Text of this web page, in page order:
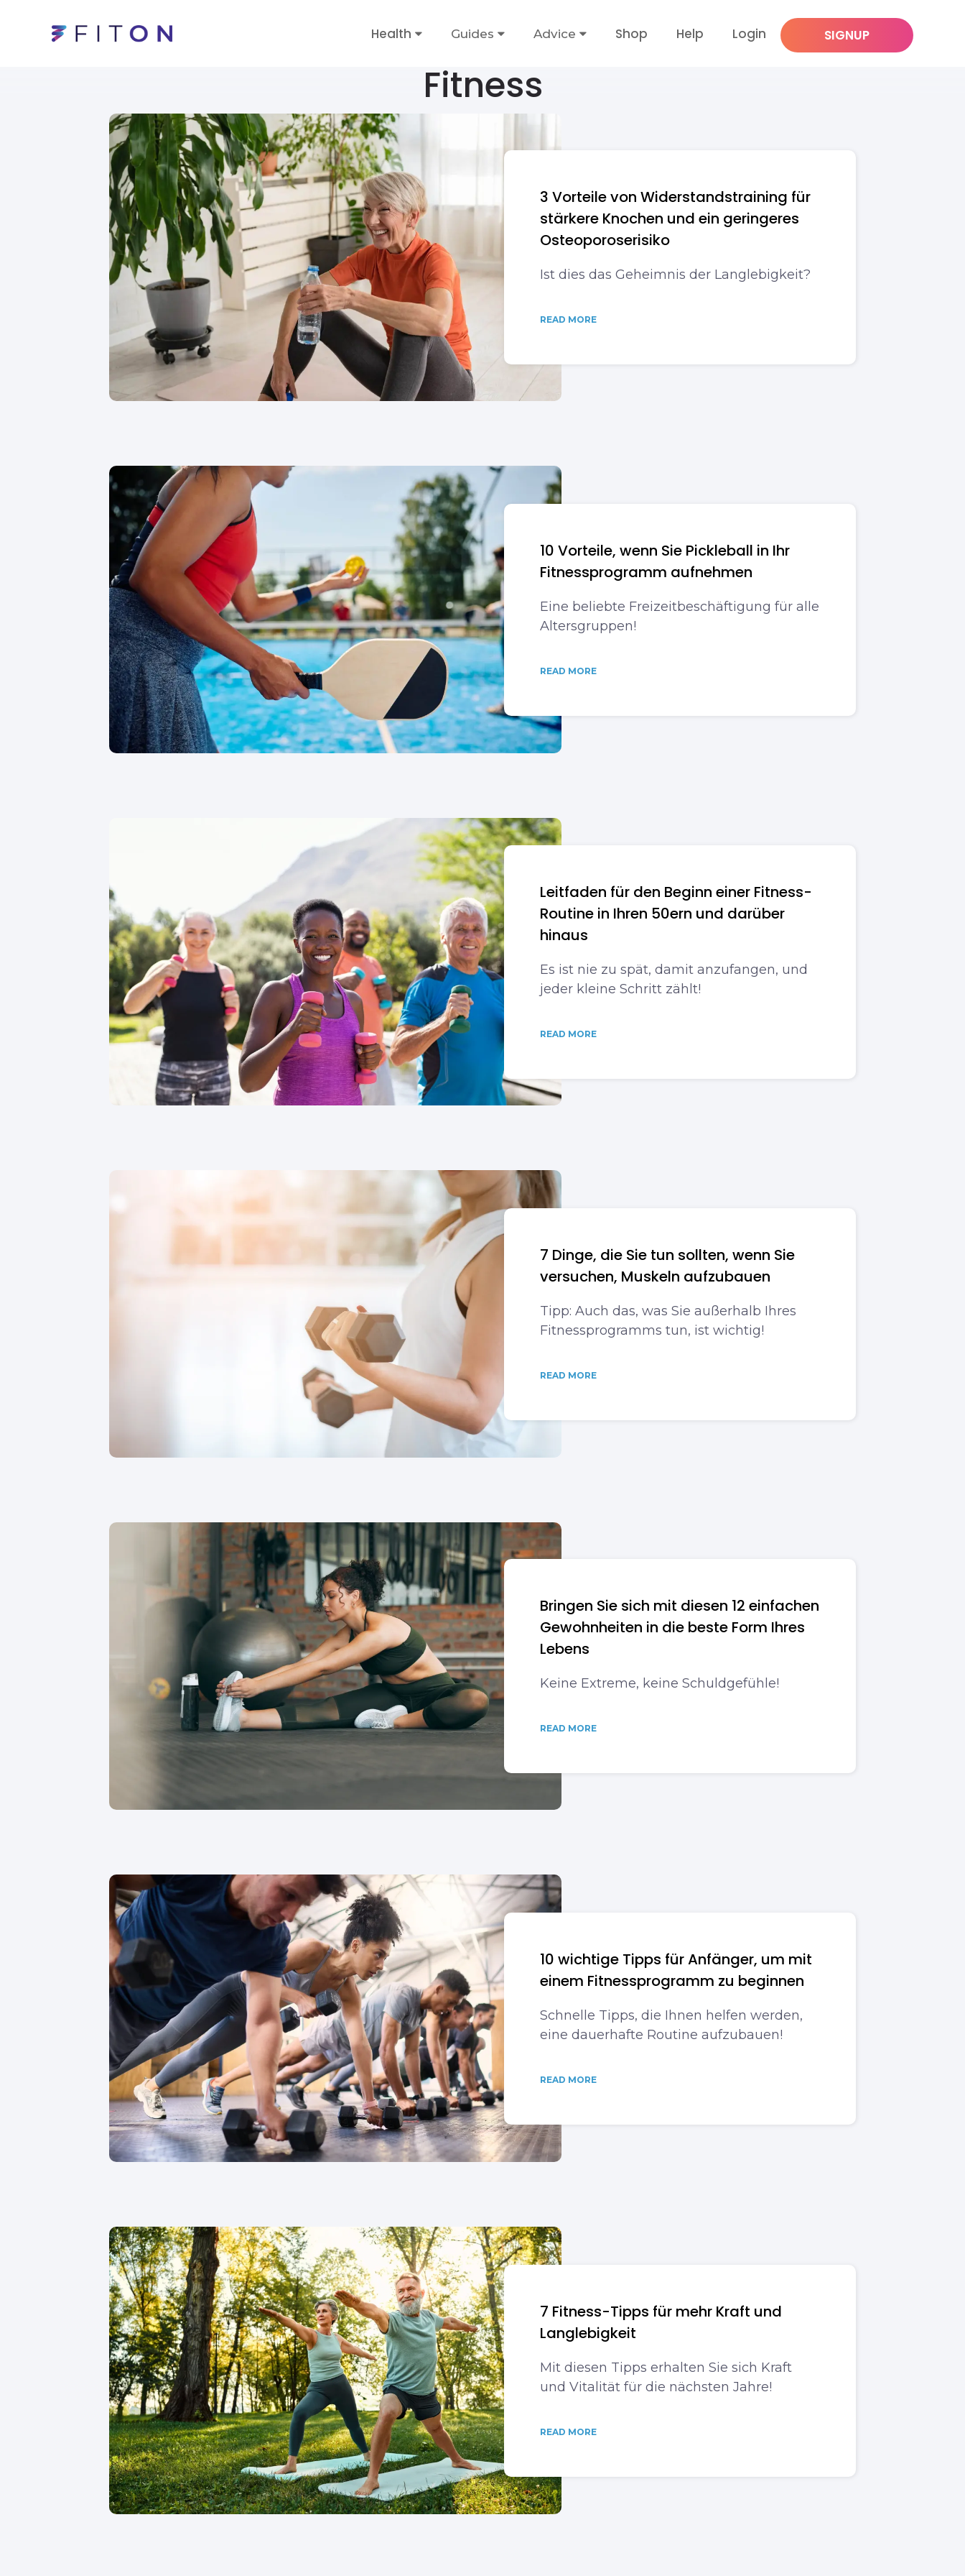
Health Guides Advice Shop Help Login SIGNUP
Fitness
3 Vorteile von Widerstandstraining für
stärkere Knochen und ein geringeres
Osteoporoserisiko
Ist dies das Geheimnis der Langlebigkeit?
READ MORE
10 Vorteile, wenn Sie Pickleball in Ihr
Fitnessprogramm aufnehmen
Eine beliebte Freizeitbeschäftigung für alle
Altersgruppen!
READ MORE
Leitfaden für den Beginn einer Fitness-
Routine in Ihren 50ern und darüber
hinaus
Es ist nie zu spät, damit anzufangen, und
jeder kleine Schritt zählt!
READ MORE
7 Dinge, die Sie tun sollten, wenn Sie
versuchen, Muskeln aufzubauen
Tipp: Auch das, was Sie außerhalb Ihres
Fitnessprogramms tun, ist wichtig!
READ MORE
Bringen Sie sich mit diesen 12 einfachen
Gewohnheiten in die beste Form Ihres
Lebens
Keine Extreme, keine Schuldgefühle!
READ MORE
10 wichtige Tipps für Anfänger, um mit
einem Fitnessprogramm zu beginnen
Schnelle Tipps, die Ihnen helfen werden,
eine dauerhafte Routine aufzubauen!
READ MORE
7 Fitness-Tipps für mehr Kraft und
Langlebigkeit
Mit diesen Tipps erhalten Sie sich Kraft
und Vitalität für die nächsten Jahre!
READ MORE